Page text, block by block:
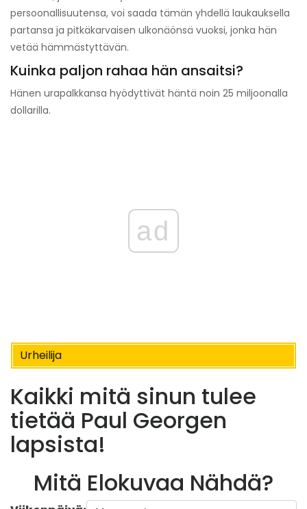
persoonallisuutensa, voi saada tämän yhdellä laukauksella
partansa ja pitkäkarvaisen ulkonäönsä vuoksi, jonka hän
vetää hämmästyttävän.
Kuinka paljon rahaa hän ansaitsi?
Hänen urapalkkansa hyödyttivät häntä noin 25 miljoonalla
dollarilla.
ad
Urheilija
Kaikki mitä sinun tulee
tietää Paul Georgen
lapsista!
Mitä Elokuvaa Nähdä?